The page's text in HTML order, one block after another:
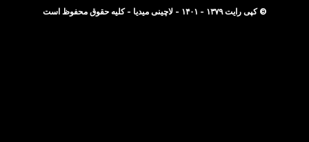
© کپی رایت ۱۳۷۹ - ۱۴۰۱ - لاچینی میدیا - کلیه حقوق محفوظ است